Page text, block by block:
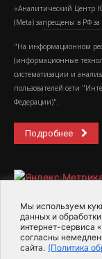
Мы используем
данных и
интернет-сервиса
согласны
сайта. (Политика
«Аналитический Центр
(Metа) запрещены в РФ за
"На информационном
(информационные
систематизации и
пользователей сети
Федерации)".
Подробнее
2015-2026-